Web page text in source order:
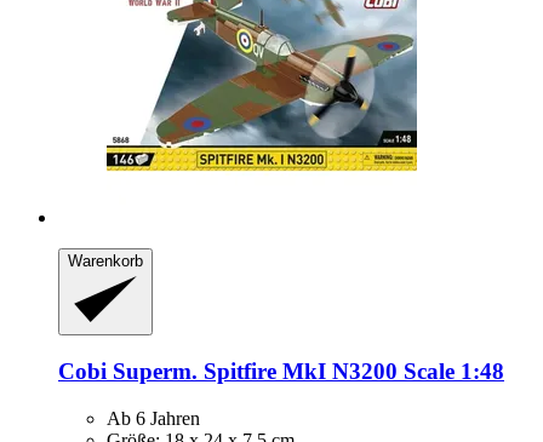
Warenkorb
Cobi Superm. Spitfire MkI N3200 Scale 1:48
Ab 6 Jahren